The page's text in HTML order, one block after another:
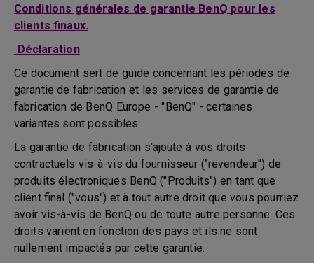
Conditions générales de garantie BenQ pour les
clients finaux.
Déclaration
Ce document sert de guide concernant les périodes de
garantie de fabrication et les services de garantie de
fabrication de BenQ Europe - "BenQ" - certaines
variantes sont possibles.
La garantie de fabrication s'ajoute à vos droits
contractuels vis-à-vis du fournisseur ("revendeur") de
produits électroniques BenQ ("Produits") en tant que
client final ("vous") et à tout autre droit que vous pourriez
avoir vis-à-vis de BenQ ou de toute autre personne. Ces
droits varient en fonction des pays et ils ne sont
nullement impactés par cette garantie.